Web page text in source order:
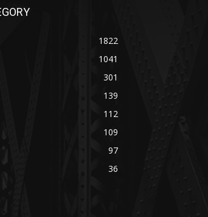
1822
1041
301
139
112
109
97
36